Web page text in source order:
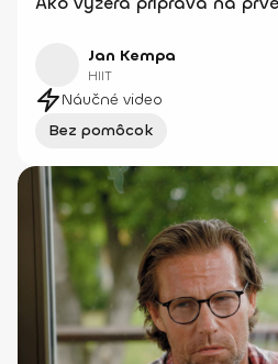
Jan Kempa
HIIT
Náučné video
Bez pomôcok